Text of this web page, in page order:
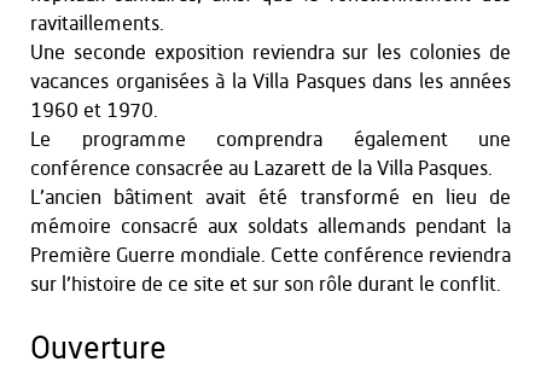
ravitaillements.
Une seconde exposition reviendra sur les colonies de
vacances organisées à la Villa Pasques dans les années
1960 et 1970.
Le programme comprendra également une
conférence consacrée au Lazarett de la Villa Pasques.
L’ancien bâtiment avait été transformé en lieu de
mémoire consacré aux soldats allemands pendant la
Première Guerre mondiale. Cette conférence reviendra
sur l’histoire de ce site et sur son rôle durant le conflit.
Ouverture